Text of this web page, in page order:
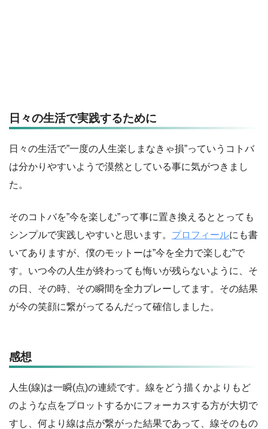
日々の生活で実践するために
日々の生活で”一度の人生楽しまなきゃ損”っていうコトバ
は分かりやすいようで漠然としている事に気がつきまし
た。
そのコトバを”今を楽しむ”って事に置き換えるととっても
シンプルで実践しやすいと思います。 プロフィールにも書
いてありますが、僕のモットーは”今を全力で楽しむ”で
す。いつ今の人生が終わっても悔いが残らないように、そ
の日、その時、その瞬間を全力プレーしてます。その結果
が今の笑顔に繋がってるんだって確信しました。
感想
人生(線)は一瞬(点)の連続です。線をどう描くかよりもど
のような点をプロットするかにフォーカスする方が大切で
すし、何より線は点が繋がった結果であって、線そのもの